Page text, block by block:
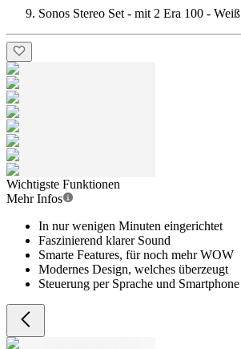
Sonos Stereo Set - mit 2 Era 100 - Weiß
Wichtigste Funktionen
Mehr Infos
In nur wenigen Minuten eingerichtet
Faszinierend klarer Sound
Smarte Features, für noch mehr WOW
Modernes Design, welches überzeugt
Steuerung per Sprache und Smartphone